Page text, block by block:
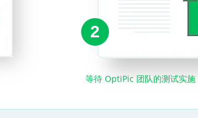
2
等待 OptiPic 团队的测试实施